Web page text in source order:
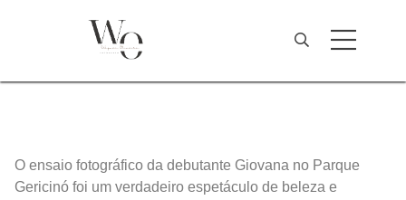
O ensaio fotográfico da debutante Giovana no Parque
Gericinó foi um verdadeiro espetáculo de beleza e